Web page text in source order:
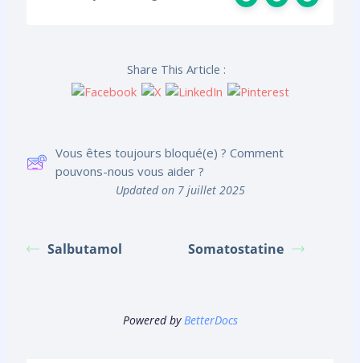
Share This Article :
Vous êtes toujours bloqué(e) ? Comment
pouvons-nous vous aider ?
Updated on 7 juillet 2025
Salbutamol Somatostatine
Powered by BetterDocs